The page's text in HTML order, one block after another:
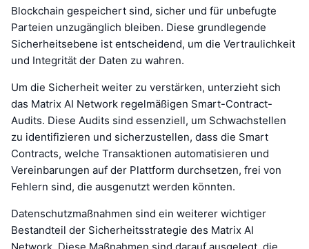
Blockchain gespeichert sind, sicher und für unbefugte
Parteien unzugänglich bleiben. Diese grundlegende
Sicherheitsebene ist entscheidend, um die Vertraulichkeit
und Integrität der Daten zu wahren.
Um die Sicherheit weiter zu verstärken, unterzieht sich
das Matrix AI Network regelmäßigen Smart-Contract-
Audits. Diese Audits sind essenziell, um Schwachstellen
zu identifizieren und sicherzustellen, dass die Smart
Contracts, welche Transaktionen automatisieren und
Vereinbarungen auf der Plattform durchsetzen, frei von
Fehlern sind, die ausgenutzt werden könnten.
Datenschutzmaßnahmen sind ein weiterer wichtiger
Bestandteil der Sicherheitsstrategie des Matrix AI
Network. Diese Maßnahmen sind darauf ausgelegt, die